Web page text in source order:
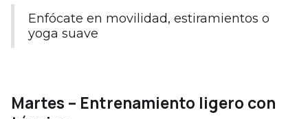
Enfócate en movilidad, estiramientos o
yoga suave
Martes – Entrenamiento ligero con